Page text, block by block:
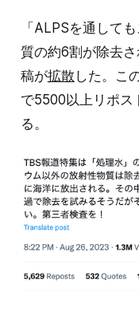
「ALPSを通して
質の約6割が除去
稿が拡散 した。こ
で5500以上リポス
る。